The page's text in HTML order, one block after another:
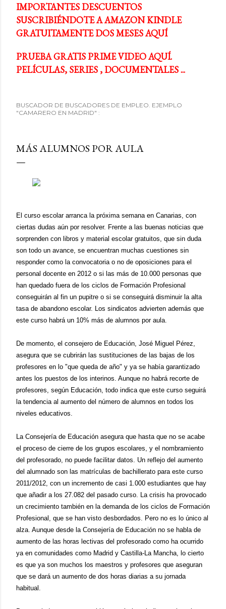
IMPORTANTES DESCUENTOS
SUSCRIBIÉNDOTE A AMAZON KINDLE
GRATUITAMENTE DOS MESES AQUÍ
PRUEBA GRATIS PRIME VIDEO AQUÍ.
PELÍCULAS, SERIES , DOCUMENTALES ...
BUSCADOR DE BUSCADORES DE EMPLEO. EJEMPLO
"CAMARERO EN MADRID" :
MÁS ALUMNOS POR AULA
El curso escolar arranca la próxima semana en Canarias, con
ciertas dudas aún por resolver. Frente a las buenas noticias que
sorprenden con libros y material escolar gratuitos, que sin duda
son todo un avance, se encuentran muchas cuestiones sin
responder como la convocatoria o no de oposiciones para el
personal docente en 2012 o si las más de 10.000 personas que
han quedado fuera de los ciclos de Formación Profesional
conseguirán al fin un pupitre o si se conseguirá disminuir la alta
tasa de abandono escolar. Los sindicatos advierten además que
este curso habrá un 10% más de alumnos por aula.
De momento, el consejero de Educación, José Miguel Pérez,
asegura que se cubrirán las sustituciones de las bajas de los
profesores en lo "que queda de año" y ya se había garantizado
antes los puestos de los interinos. Aunque no habrá recorte de
profesores, según Educación, todo indica que este curso seguirá
la tendencia al aumento del número de alumnos en todos los
niveles educativos.
La Consejería de Educación asegura que hasta que no se acabe
el proceso de cierre de los grupos escolares, y el nombramiento
del profesorado, no puede facilitar datos. Un reflejo del aumento
del alumnado son las matrículas de bachillerato para este curso
2011/2012, con un incremento de casi 1.000 estudiantes que hay
que añadir a los 27.082 del pasado curso. La crisis ha provocado
un crecimiento también en la demanda de los ciclos de Formación
Profesional, que se han visto desbordados. Pero no es lo único al
alza. Aunque desde la Consejería de Educación no se habla de
aumento de las horas lectivas del profesorado como ha ocurrido
ya en comunidades como Madrid y Castilla-La Mancha, lo cierto
es que ya son muchos los maestros y profesores que aseguran
que se dará un aumento de dos horas diarias a su jornada
habitual.